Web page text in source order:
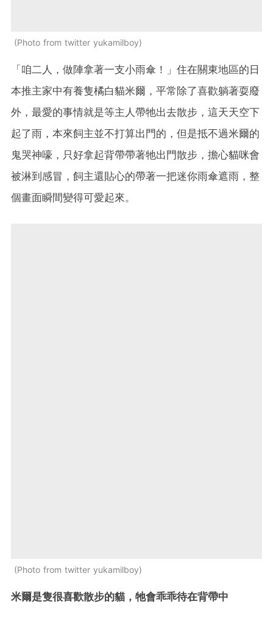
Photo from twitter yukamilboy
「咱二人，做陣拿著一支小雨傘！」住在關東地區的日
本推主家中有養隻橘白貓米爾，平常除了喜歡躺著耍廢
外，最愛的事情就是等主人帶牠出去散步，這天天空下
起了雨，本來飼主並不打算出門的，但是抵不過米爾的
鬼哭神嚎，只好拿起背帶帶著牠出門散步，擔心貓咪會
被淋到感冒，飼主還貼心的帶著一把迷你雨傘遮雨，整
個畫面瞬間變得可愛起來。
Photo from twitter yukamilboy
米爾是隻很喜歡散步的貓，牠會乖乖待在背帶中